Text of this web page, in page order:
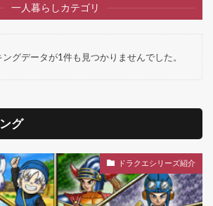
一人暮らしカテゴリ
グデータが1件も見つかりませんでした。
グ
ドラクエシリーズ紹介